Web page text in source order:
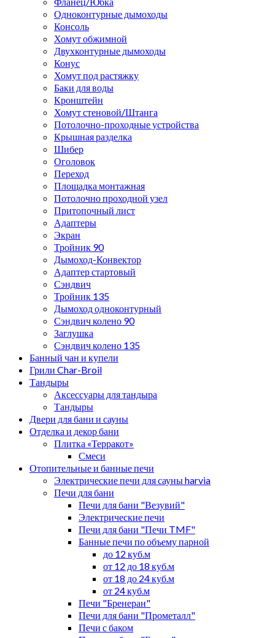
Одноконтурные дымоходы
Консоль
Хомут обжимной
Двухконтурные дымоходы
Конус
Хомут под растяжку
Баки для воды
Кронштейн
Хомут стеновой/Штанга
Потолочно-проходные устройства
Крышная разделка
Шибер
Оголовок
Переход
Площадка монтажная
Потолочно проходной узел
Притопочный лист
Адаптеры
Экран
Тройник 90
Дымоход-Конвектор
Адаптер стартовый
Сэндвич
Тройник 135
Дымоход одноконтурный
Сэндвич колено 90
Заглушка
Сэндвич колено 135
Банный чан и купели
Грили Char-Broil
Тандыры
Аксессуары для тандыра
Тандыры
Двери для бани и сауны
Отделка и декор бани
Плитка «Терракот»
Смеси
Отопительные и банные печи
Электрические печи для сауны harvia
Печи для бани
Печи для бани "Везувий"
Электрические печи
Печи для бани "Печи TMF"
Банные печи по объему парной
до 12 куб.м
от 12 до 18 куб.м
от 18 до 24 куб.м
от 24 куб.м
Печи "Бренеран"
Печи для бани "Прометалл"
Печи с баком